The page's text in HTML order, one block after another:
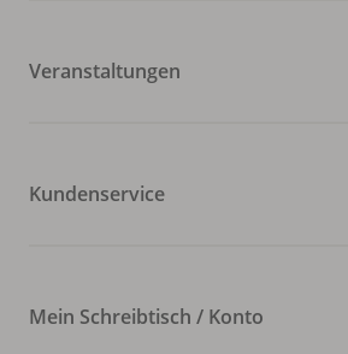
Veranstaltungen
Kundenservice
Mein Schreibtisch / Konto